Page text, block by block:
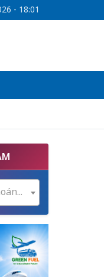
- 18:01